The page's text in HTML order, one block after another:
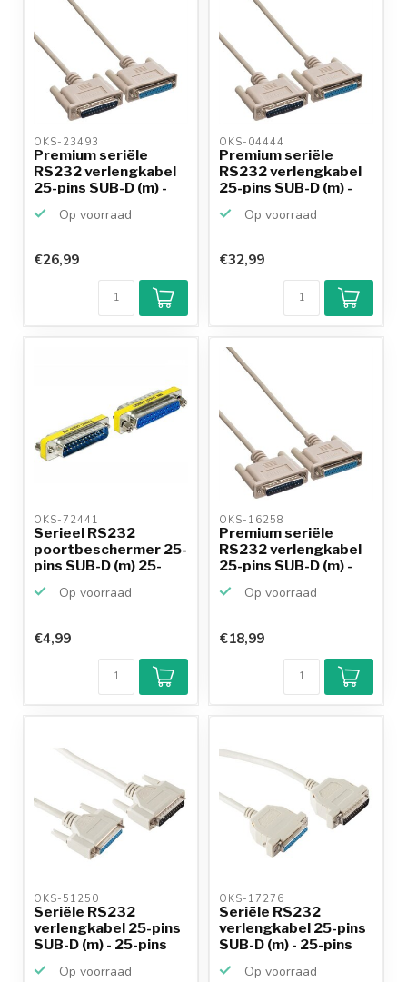
OKS-23493
Premium seriële
RS232 verlengkabel
25-pins SUB-D (m) -
Op voorraad
€26,99
OKS-04444
Premium seriële
RS232 verlengkabel
25-pins SUB-D (m) -
Op voorraad
€32,99
OKS-72441
Serieel RS232
poortbeschermer 25-
pins SUB-D (m) 25-
Op voorraad
€4,99
OKS-16258
Premium seriële
RS232 verlengkabel
25-pins SUB-D (m) -
Op voorraad
€18,99
OKS-51250
Seriële RS232
verlengkabel 25-pins
SUB-D (m) - 25-pins
Op voorraad
OKS-17276
Seriële RS232
verlengkabel 25-pins
SUB-D (m) - 25-pins
Op voorraad